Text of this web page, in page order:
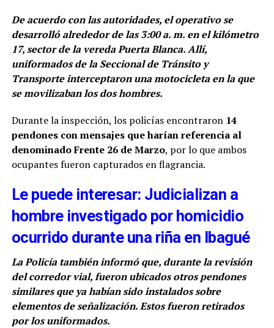
De acuerdo con las autoridades, el operativo se
desarrolló alrededor de las 3:00 a. m. en el kilómetro
17, sector de la vereda Puerta Blanca. Allí,
uniformados de la Seccional de Tránsito y
Transporte interceptaron una motocicleta en la que
se movilizaban los dos hombres.
Durante la inspección, los policías encontraron 14
pendones con mensajes que harían referencia al
denominado Frente 26 de Marzo, por lo que ambos
ocupantes fueron capturados en flagrancia.
Le puede interesar: Judicializan a
hombre investigado por homicidio
ocurrido durante una riña en Ibagué
La Policía también informó que, durante la revisión
del corredor vial, fueron ubicados otros pendones
similares que ya habían sido instalados sobre
elementos de señalización. Estos fueron retirados
por los uniformados.